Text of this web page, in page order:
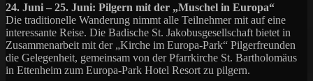
24. Juni – 25. Juni: Pilgern mit der „Muschel in Europa“
Die traditionelle Wanderung nimmt alle Teilnehmer mit auf eine
interessante Reise. Die Badische St. Jakobusgesellschaft bietet in
Zusammenarbeit mit der „Kirche im Europa-Park“ Pilgerfreunden
die Gelegenheit, gemeinsam von der Pfarrkirche St. Bartholomäus
in Ettenheim zum Europa-Park Hotel Resort zu pilgern.